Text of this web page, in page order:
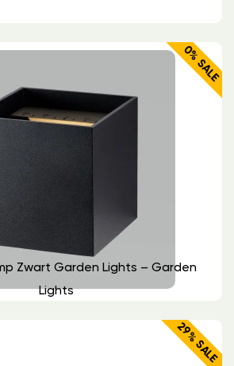
0% SALE
Zwart Garden Lights – Garden
Lights
29% SALE